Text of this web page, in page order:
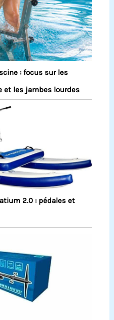
: focus sur les
et les jambes lourdes
2.0 : pédales et